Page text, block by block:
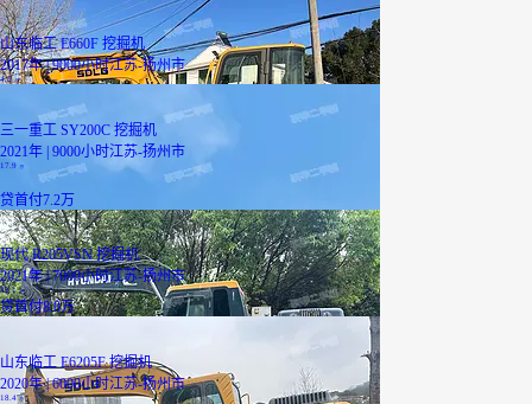
山东临工 E660F 挖掘机
2017年 | 9000小时江苏-扬州市
4.5万
三一重工 SY200C 挖掘机
2021年 | 9000小时江苏-扬州市
17.9 万
贷首付7.2万
现代 R205VSN 挖掘机
2021年 | 7000小时江苏-扬州市
22.1万
贷首付8.8万
山东临工 E6205F 挖掘机
2020年 | 6000小时江苏-扬州市
18.4万